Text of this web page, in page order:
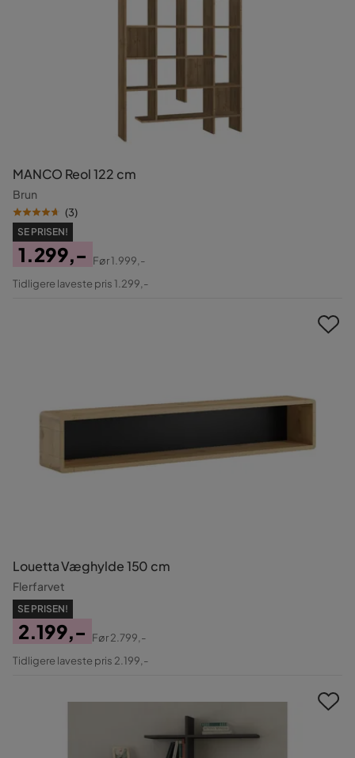
MANCO Reol 122 cm
Brun
(3)
SE PRISEN!
Pris
1.299,-
Original
Før1.999,-
Tidligere laveste pris 1.299,-
Louetta Væghylde 150 cm
Flerfarvet
SE PRISEN!
Pris
2.199,-
Original
Før2.799,-
Tidligere laveste pris 2.199,-